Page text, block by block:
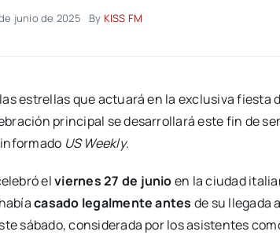
junio de 2025 By KISS FM
estrellas que actuará en la exclusiva fiesta
principal se desarrollará este fin de
US Weekly.
elviernes 27 de junioen la ciudad
casado legalmente antes de su llegada
sábado, considerada por los asistentes